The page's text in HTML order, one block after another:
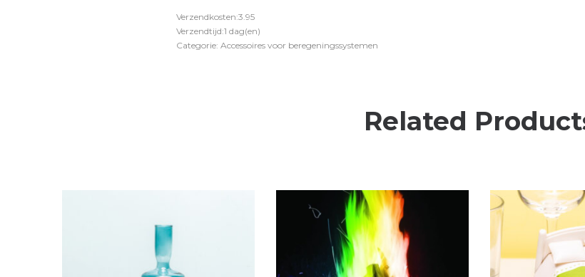
Verzendkosten:3.95
Verzendtijd:1 dag(en)
Categorie: Accessoires voor beregeningssystemen
Related